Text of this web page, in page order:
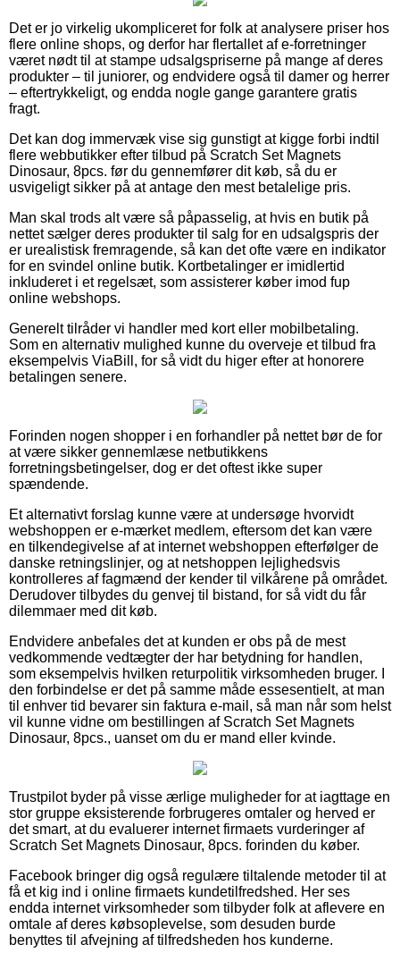
Det er jo virkelig ukompliceret for folk at analysere priser hos
flere online shops, og derfor har flertallet af e-forretninger
været nødt til at stampe udsalgspriserne på mange af deres
produkter – til juniorer, og endvidere også til damer og herrer
– eftertrykkeligt, og endda nogle gange garantere gratis
fragt.
Det kan dog immervæk vise sig gunstigt at kigge forbi indtil
flere webbutikker efter tilbud på Scratch Set Magnets
Dinosaur, 8pcs. før du gennemfører dit køb, så du er
usvigeligt sikker på at antage den mest betalelige pris.
Man skal trods alt være så påpasselig, at hvis en butik på
nettet sælger deres produkter til salg for en udsalgspris der
er urealistisk fremragende, så kan det ofte være en indikator
for en svindel online butik. Kortbetalinger er imidlertid
inkluderet i et regelsæt, som assisterer køber imod fup
online webshops.
Generelt tilråder vi handler med kort eller mobilbetaling.
Som en alternativ mulighed kunne du overveje et tilbud fra
eksempelvis ViaBill, for så vidt du higer efter at honorere
betalingen senere.
Forinden nogen shopper i en forhandler på nettet bør de for
at være sikker gennemlæse netbutikkens
forretningsbetingelser, dog er det oftest ikke super
spændende.
Et alternativt forslag kunne være at undersøge hvorvidt
webshoppen er e-mærket medlem, eftersom det kan være
en tilkendegivelse af at internet webshoppen efterfølger de
danske retningslinjer, og at netshoppen lejlighedsvis
kontrolleres af fagmænd der kender til vilkårene på området.
Derudover tilbydes du genvej til bistand, for så vidt du får
dilemmaer med dit køb.
Endvidere anbefales det at kunden er obs på de mest
vedkommende vedtægter der har betydning for handlen,
som eksempelvis hvilken returpolitik virksomheden bruger. I
den forbindelse er det på samme måde essesentielt, at man
til enhver tid bevarer sin faktura e-mail, så man når som helst
vil kunne vidne om bestillingen af Scratch Set Magnets
Dinosaur, 8pcs., uanset om du er mand eller kvinde.
Trustpilot byder på visse ærlige muligheder for at iagttage en
stor gruppe eksisterende forbrugeres omtaler og herved er
det smart, at du evaluerer internet firmaets vurderinger af
Scratch Set Magnets Dinosaur, 8pcs. forinden du køber.
Facebook bringer dig også regulære tiltalende metoder til at
få et kig ind i online firmaets kundetilfredshed. Her ses
endda internet virksomheder som tilbyder folk at aflevere en
omtale af deres købsoplevelse, som desuden burde
benyttes til afvejning af tilfredsheden hos kunderne.